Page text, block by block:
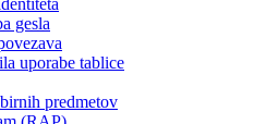
gesla
uporabe tablice
predmetov